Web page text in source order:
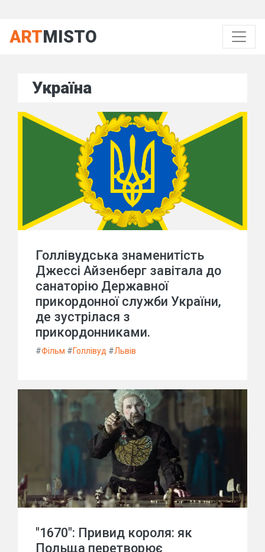
ARTMISTO
Україна
Голлівудська знаменитість
Джессі Айзенберг завітала до
санаторію Державної
прикордонної служби України,
де зустрілася з
прикордонниками.
#Фільм #Голлівуд #Львів
"1670": Привид короля: як
Польща перетворює